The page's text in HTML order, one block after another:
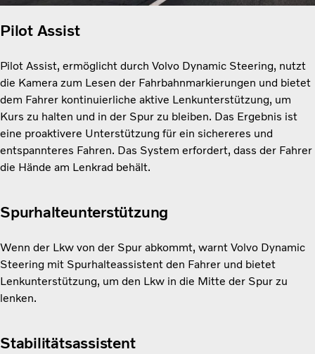
Pilot Assist
Pilot Assist, ermöglicht durch Volvo Dynamic Steering, nutzt
die Kamera zum Lesen der Fahrbahnmarkierungen und bietet
dem Fahrer kontinuierliche aktive Lenkunterstützung, um
Kurs zu halten und in der Spur zu bleiben. Das Ergebnis ist
eine proaktivere Unterstützung für ein sichereres und
entspannteres Fahren. Das System erfordert, dass der Fahrer
die Hände am Lenkrad behält.
Spurhalteunterstützung
Wenn der Lkw von der Spur abkommt, warnt Volvo Dynamic
Steering mit Spurhalteassistent den Fahrer und bietet
Lenkunterstützung, um den Lkw in die Mitte der Spur zu
lenken.
Stabilitätsassistent